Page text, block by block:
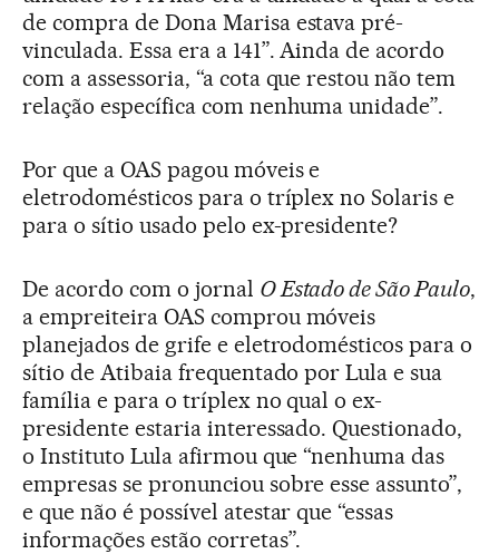
de compra de Dona Marisa estava pré-
vinculada. Essa era a 141”. Ainda de acordo
com a assessoria, “a cota que restou não tem
relação específica com nenhuma unidade”.
Por que a OAS pagou móveis e
eletrodomésticos para o tríplex no Solaris e
para o sítio usado pelo ex-presidente?
De acordo com o jornal O Estado de São Paulo,
a empreiteira OAS comprou móveis
planejados de grife e eletrodomésticos para o
sítio de Atibaia frequentado por Lula e sua
família e para o tríplex no qual o ex-
presidente estaria interessado. Questionado,
o Instituto Lula afirmou que “nenhuma das
empresas se pronunciou sobre esse assunto”,
e que não é possível atestar que “essas
informações estão corretas”.